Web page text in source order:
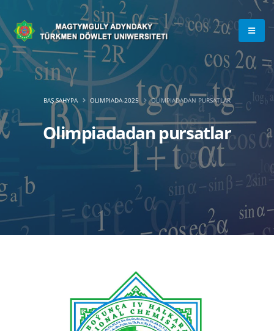
Olimpiadadan pursatlar
BAŞ SAHYPA OLIMPIADA-2025 OLIMPIADADAN PURSATLAR